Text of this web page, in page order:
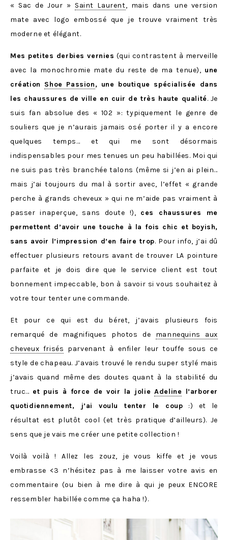
« Sac de Jour » Saint Laurent, mais dans une version
mate avec logo embossé que je trouve vraiment très
moderne et élégant.
Mes petites derbies vernies (qui contrastent à merveille
avec la monochromie mate du reste de ma tenue), une
création Shoe Passion, une boutique spécialisée dans
les chaussures de ville en cuir de très haute qualité. Je
suis fan absolue des « 102 »: typiquement le genre de
souliers que je n’aurais jamais osé porter il y a encore
quelques temps… et qui me sont désormais
indispensables pour mes tenues un peu habillées. Moi qui
ne suis pas très branchée talons (même si j’en ai plein…
mais j’ai toujours du mal à sortir avec, l’effet « grande
perche à grands cheveux » qui ne m’aide pas vraiment à
passer inaperçue, sans doute !), ces chaussures me
permettent d’avoir une touche à la fois chic et boyish,
sans avoir l’impression d’en faire trop. Pour info, j’ai dû
effectuer plusieurs retours avant de trouver LA pointure
parfaite et je dois dire que le service client est tout
bonnement impeccable, bon à savoir si vous souhaitez à
votre tour tenter une commande.
Et pour ce qui est du béret, j’avais plusieurs fois
remarqué de magnifiques photos de mannequins aux
cheveux frisés parvenant à enfiler leur touffe sous ce
style de chapeau. J’avais trouvé le rendu super stylé mais
j’avais quand même des doutes quant à la stabilité du
truc… et puis à force de voir la jolieAdeline l’arborer
quotidiennement, j’ai voulu tenter le coup :) et le
résultat est plutôt cool (et très pratique d’ailleurs). Je
sens que je vais me créer une petite collection !
Voilà voilà ! Allez les zouz, je vous kiffe et je vous
embrasse <3 n’hésitez pas à me laisser votre avis en
commentaire (ou bien à me dire à qui je peux ENCORE
ressembler habillée comme ça haha !).